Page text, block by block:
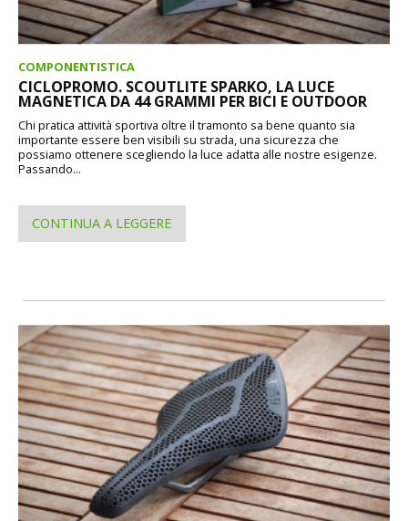
COMPONENTISTICA
CICLOPROMO. SCOUTLITE SPARKO, LA LUCE
MAGNETICA DA 44 GRAMMI PER BICI E OUTDOOR
Chi pratica attività sportiva oltre il tramonto sa bene quanto sia
importante essere ben visibili su strada, una sicurezza che
possiamo ottenere scegliendo la luce adatta alle nostre esigenze.
Passando...
CONTINUA A LEGGERE